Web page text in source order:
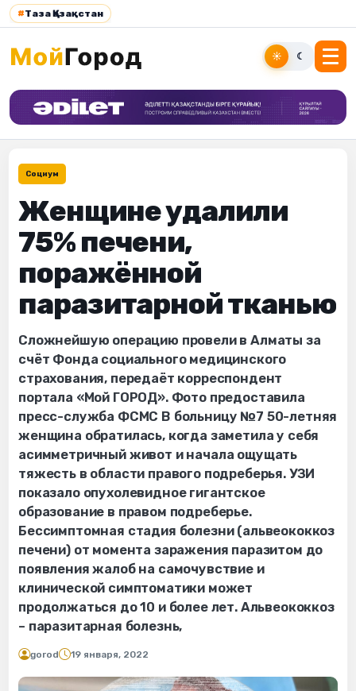
#Таза Қазақстан
☀ ☾
Социум
Женщине удалили
75% печени,
поражённой
паразитарной тканью
Сложнейшую операцию провели в Алматы за
счёт Фонда социального медицинского
страхования, передаёт корреспондент
портала «Мой ГОРОД». Фото предоставила
пресс-служба ФСМС В больницу №7 50-летняя
женщина обратилась, когда заметила у себя
асимметричный живот и начала ощущать
тяжесть в области правого подреберья. УЗИ
показало опухолевидное гигантское
образование в правом подреберье.
Бессимптомная стадия болезни (альвеококкоз
печени) от момента заражения паразитом до
появления жалоб на самочувствие и
клинической симптоматики может
продолжаться до 10 и более лет. Альвеококкоз
– паразитарная болезнь,
gorod 19 января, 2022